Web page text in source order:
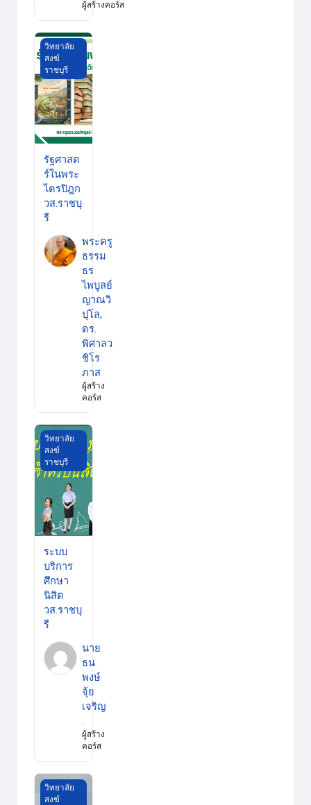
ผู้สร้างคอร์ส
รัฐศาสตร์ในพระไตรปิฎก วส.ราชบุรี
วิทยาลัย
สงฆ์
ราชบุรี
รัฐศาสต
ร์ในพระ
ไตรปิฎก
วส.ราชบุ
รี
พระครู
ธรรม
ธร
ไพบูลย์
ญาณวิ
ปุโล,
ดร.
พิศาลว
ชิโร
ภาส
ผู้สร้าง
คอร์ส
ระบบบริการศึกษานิสิต วส.ราชบุรี
วิทยาลัย
สงฆ์
ราชบุรี
ระบบ
บริการ
ศึกษา
นิสิต
วส.ราชบุ
รี
นาย
ธน
พงษ์
จุ้ย
เจริญ
.
ผู้สร้าง
คอร์ส
พรรคการเมืองกลุ่มผลประโยชน์และการเลือกตั้ง วส.ราชบุรี
วิทยาลัย
สงฆ์